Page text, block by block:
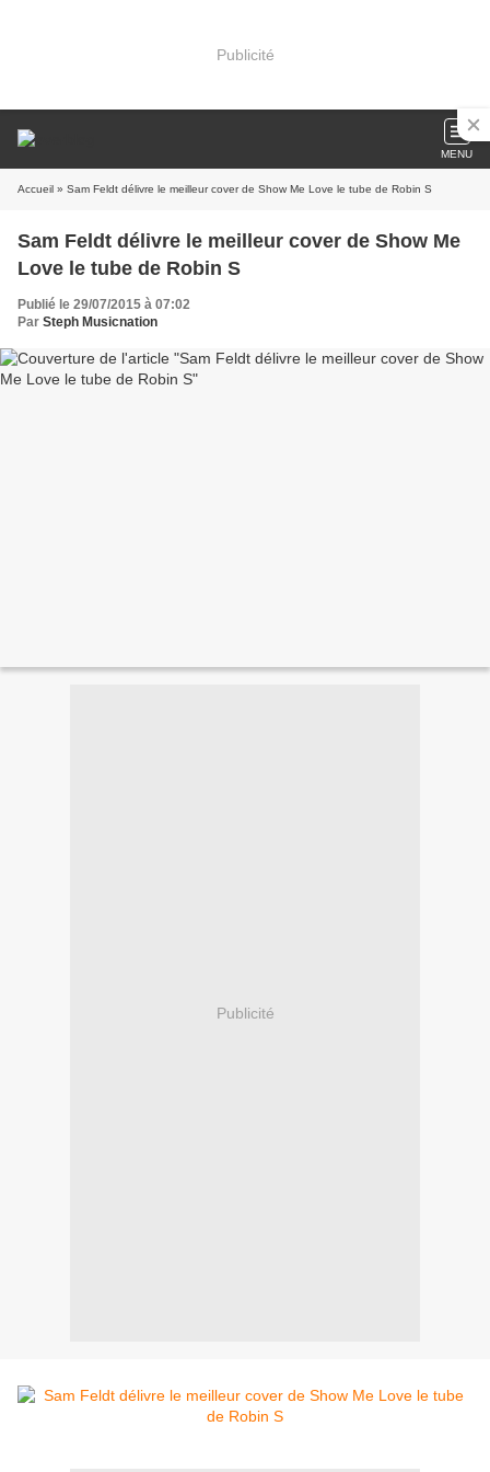
Publicité
MENU
Accueil » Sam Feldt délivre le meilleur cover de Show Me Love le tube de Robin S
Sam Feldt délivre le meilleur cover de Show Me
Love le tube de Robin S
Publié le 29/07/2015 à 07:02
Par Steph Musicnation
Publicité